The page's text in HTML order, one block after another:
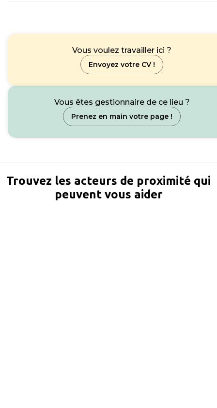
Vous voulez travailler ici ?
Envoyez votre CV !
Vous êtes gestionnaire de ce lieu ?
Prenez en main votre page !
Trouvez les acteurs de proximité qui
peuvent vous aider